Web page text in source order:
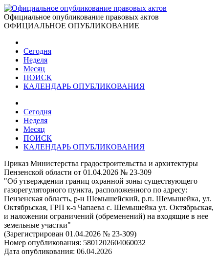
Официальное опубликование правовых актов
ОФИЦИАЛЬНОЕ ОПУБЛИКОВАНИЕ
Сегодня
Неделя
Месяц
ПОИСК
КАЛЕНДАРЬ ОПУБЛИКОВАНИЯ
Сегодня
Неделя
Месяц
ПОИСК
КАЛЕНДАРЬ ОПУБЛИКОВАНИЯ
Приказ Министерства градостроительства и архитектуры
Пензенской области от 01.04.2026 № 23-309
"Об утверждении границ охранной зоны существующего
газорегуляторного пункта, расположенного по адресу:
Пензенская область, р-н Шемышейский, р.п. Шемышейка, ул.
Октябрьская, ГРП к-з Чапаева с. Шемышейка ул. Октябрьская,
и наложении ограничений (обременений) на входящие в нее
земельные участки"
(Зарегистрирован 01.04.2026 № 23-309)
Номер опубликования: 5801202604060032
Дата опубликования: 06.04.2026